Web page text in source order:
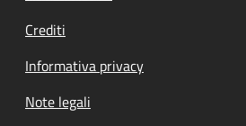
Crediti
Informativa privacy
Note legali